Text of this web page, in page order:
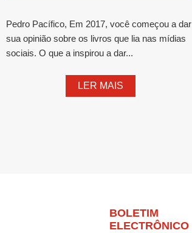
Pedro Pacífico, Em 2017, você começou a dar
sua opinião sobre os livros que lia nas mídias
sociais. O que a inspirou a dar...
LER MAIS
BOLETIM
ELECTRÔNICO